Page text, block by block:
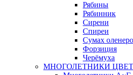
Рябины
Рябинник
Сирени
Спиреи
Сумах
Форзиция
Черёмуха
МНОГОЛЕТНИКИ